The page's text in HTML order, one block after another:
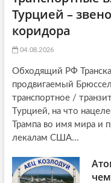
Турцией –
коридора
04.08.2026
Обходящий РФ
продвигаемый
транспортное /
Турцией, на что
Трампа во имя мира и
лекалам США...